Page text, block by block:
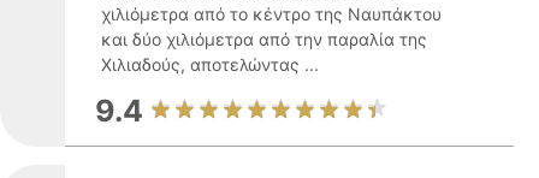
χιλιόμετρα από το κέντρο της Ναυπάκτου
και δύο χιλιόμετρα από την παραλία της
Χιλιαδούς, αποτελώντας ...
9.4